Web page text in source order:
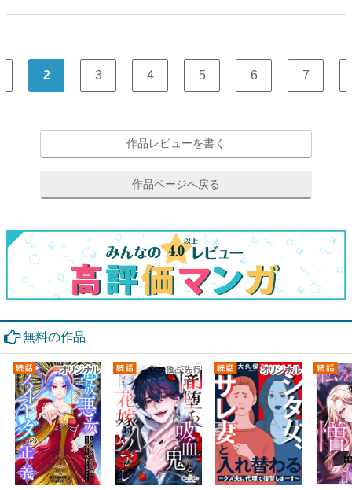
2 3 4 5 6 7
作品レビューを書く
作品ページへ戻る
無料の作品